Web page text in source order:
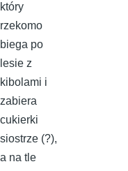
który
rzekomo
biega po
lesie z
kibolami i
zabiera
cukierki
siostrze (?),
a na tle